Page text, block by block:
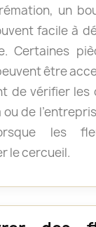
un
facile à
Certaines
être
de vérifier les
de
les
le cercueil.